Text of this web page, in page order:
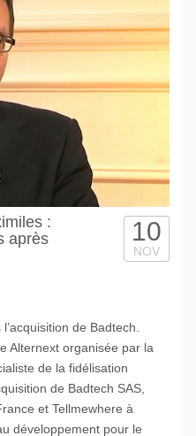
:
après
10
NOV
de Badtech.
Alternext organisée par la
de la fidélisation
de Badtech SAS,
et Tellmewhere à
développement pour le